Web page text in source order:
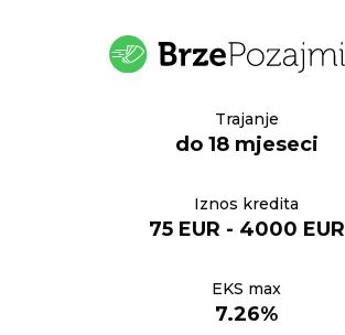
Trajanje
do 18 mjeseci
Iznos kredita
75 EUR - 4000 EUR
EKS max
7.26%